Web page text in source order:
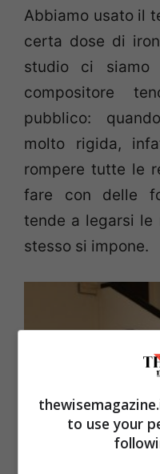
Abbiamo usato il
certa dose di
studio ci siamo
compositore
pubblico:
molto rigida,
rompere tutte le
fare con delle
tende a legarsi le
stesso si impone.
to use your